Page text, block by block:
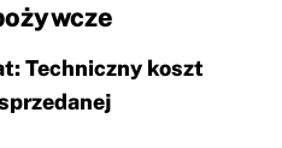
Techniczny koszt